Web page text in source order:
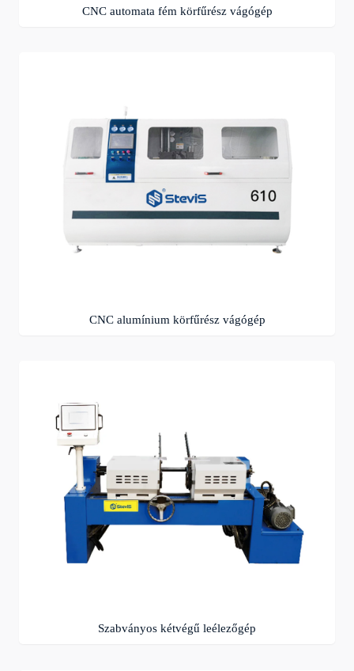
CNC automata fém körfűrész vágógép
CNC alumínium körfűrész vágógép
Szabványos kétvégű leélezőgép